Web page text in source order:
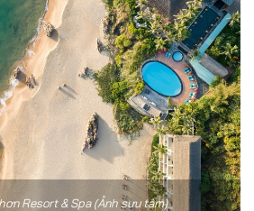
Resort & Spa (Ảnh sưu tầm)